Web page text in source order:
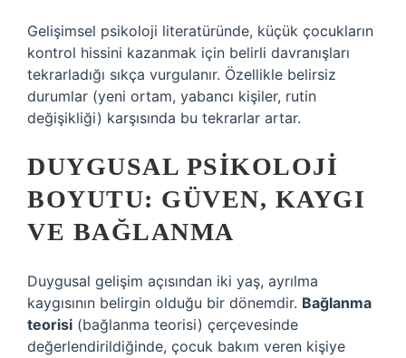
Gelişimsel psikoloji literatüründe, küçük çocukların
kontrol hissini kazanmak için belirli davranışları
tekrarladığı sıkça vurgulanır. Özellikle belirsiz
durumlar (yeni ortam, yabancı kişiler, rutin
değişikliği) karşısında bu tekrarlar artar.
DUYGUSAL PSIKOLOJI
BOYUTU: GÜVEN, KAYGI
VE BAĞLANMA
Duygusal gelişim açısından iki yaş, ayrılma
kaygısının belirgin olduğu bir dönemdir. Bağlanma
teorisi (bağlanma teorisi) çerçevesinde
değerlendirildiğinde, çocuk bakım veren kişiye